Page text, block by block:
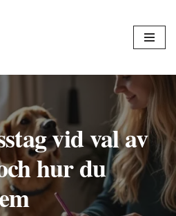
vid val av
hur du